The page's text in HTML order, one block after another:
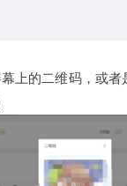
上的二维码，或者